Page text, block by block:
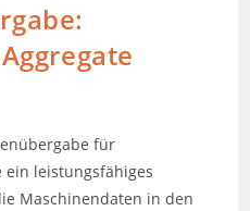
für
ein leistungsfähiges
Maschinendaten in den